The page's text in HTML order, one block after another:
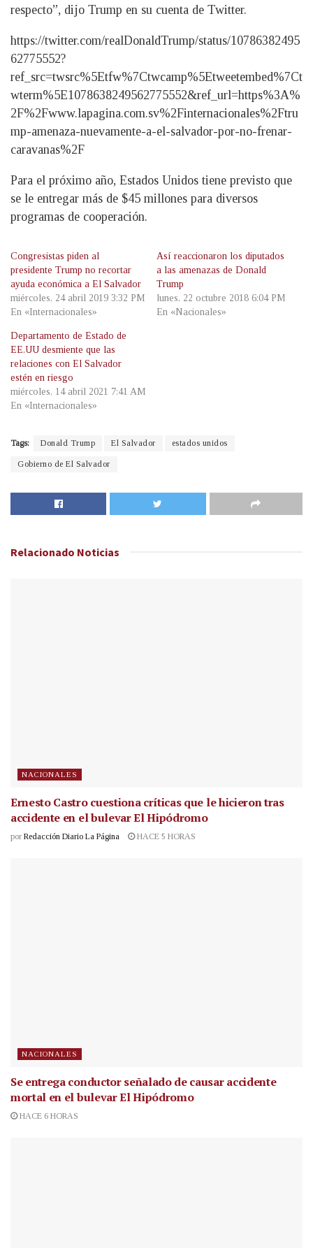
respecto”, dijo Trump en su cuenta de Twitter.
https://twitter.com/realDonaldTrump/status/10786382495
62775552?
ref_src=twsrc%5Etfw%7Ctwcamp%5Etweetembed%7Ct
wterm%5E1078638249562775552&ref_url=https%3A%
2F%2Fwww.lapagina.com.sv%2Finternacionales%2Ftru
mp-amenaza-nuevamente-a-el-salvador-por-no-frenar-
caravanas%2F
Para el próximo año, Estados Unidos tiene previsto que
se le entregar más de $45 millones para diversos
programas de cooperación.
Congresistas piden al
presidente Trump no recortar
ayuda económica a El Salvador
miércoles, 24 abril 2019 3:32 PM
En «Internacionales»
Así reaccionaron los diputados
a las amenazas de Donald
Trump
lunes, 22 octubre 2018 6:04 PM
En «Nacionales»
Departamento de Estado de
EE.UU desmiente que las
relaciones con El Salvador
estén en riesgo
miércoles, 14 abril 2021 7:41 AM
En «Internacionales»
Tags: Donald Trump El Salvador estados unidos
Gobierno de El Salvador
Relacionado Noticias
NACIONALES
Ernesto Castro cuestiona críticas que le hicieron tras
accidente en el bulevar El Hipódromo
por Redacción Diario La Página HACE 5 HORAS
NACIONALES
Se entrega conductor señalado de causar accidente
mortal en el bulevar El Hipódromo
HACE 6 HORAS